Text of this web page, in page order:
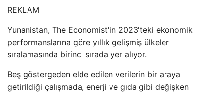
REKLAM
Yunanistan, The Economist'in 2023'teki ekonomik
performanslarına göre yıllık gelişmiş ülkeler
sıralamasında birinci sırada yer alıyor.
Beş göstergeden elde edilen verilerin bir araya
getirildiği çalışmada, enerji ve gıda gibi değişken